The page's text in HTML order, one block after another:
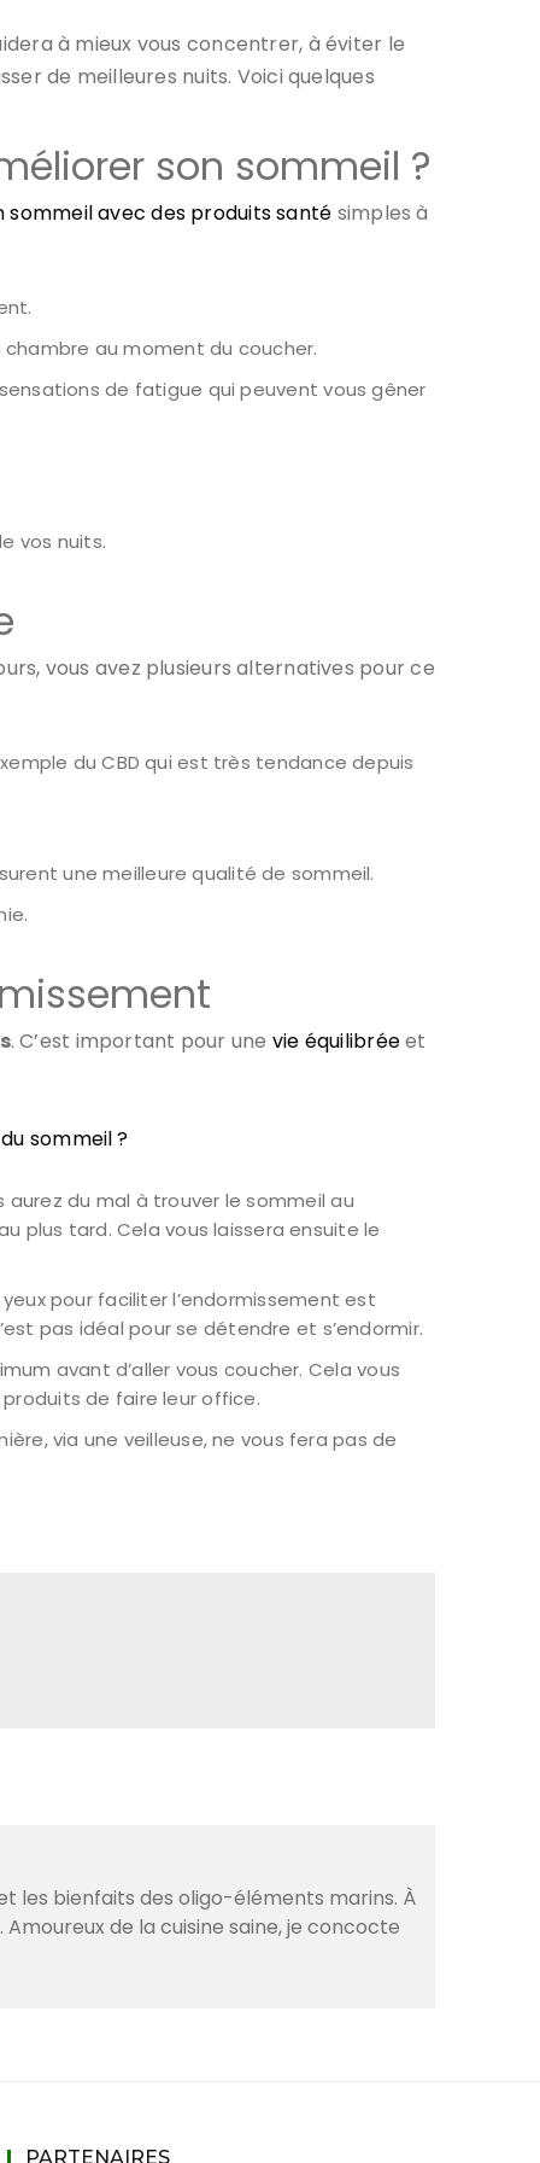
à mieux vous concentrer, à éviter le
de meilleures nuits. Voici quelques
son sommeil ?
sommeil avec des produits santé simples à
au moment du coucher.
de fatigue qui peuvent vous gêner
vos nuits.
vous avez plusieurs alternatives pour ce
du CBD qui est très tendance depuis
une meilleure qualité de sommeil.
. C’est important pour une vie équilibréeet
sommeil ?
du mal à trouver le sommeil au
plus tard. Cela vous laissera ensuite le
pour faciliter l’endormissement est
pas idéal pour se détendre et s’endormir.
avant d’aller vous coucher. Cela vous
de faire leur office.
via une veilleuse, ne vous fera pas de
les bienfaits des oligo-éléments marins. À
de la cuisine saine, je concocte
PARTENAIRES